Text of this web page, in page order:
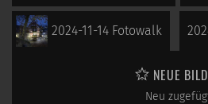
2024-11-14 Fotowalk
NEUE
Neu